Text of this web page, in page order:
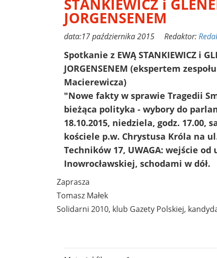
STANKIEWICZ i
JORGENSENEM
data:17 października 2015 Redaktor:
Spotkanie z EWĄ STANKIEWICZ i
JORGENSENEM (ekspertem
Macierewicza)
"Nowe fakty w sprawie Tragedii
bieżąca polityka - wybory do
18.10.2015, niedziela, godz. 17.00,
kościele p.w. Chrystusa Króla na
Techników 17, UWAGA: wejście od
Inowrocławskiej, schodami w dół.
Zaprasza
Tomasz Małek
Solidarni 2010, klub Gazety Polskiej,